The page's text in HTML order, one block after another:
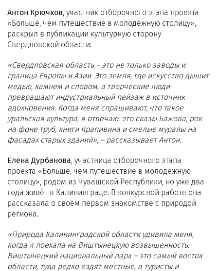
Антон Крючков, участник отборочного этапа проекта
«Больше, чем путешествие в молодёжную столицу»,
раскрыл в публикации культурную сторону
Свердловской области:
«Свердловская область – это не только заводы и
граница Европы и Азии. Это земля, где искусство дышит
медью, камнем и словом, а творческие люди
превращают индустриальный пейзаж в источник
вдохновения. Когда меня спрашивают, что такое
уральская культура, я отвечаю: это сказы Бажова, рок
на фоне труб, книги Крапивина и смелые муралы на
фасадах старых зданий», – рассказывает Антон.
Елена Дурбанова, участница отборочного этапа
проекта «Больше, чем путешествие в молодёжную
столицу», родом из Чувашской Республики, но уже два
года живёт в Калининграде. В конкурсной работе она
рассказала о своём первом знакомстве с природой
региона.
«Природа Калининградской области удивила меня,
когда я поехала на Виштынецкую возвышенность.
Виштынецкий национальный парк – это самый восток
области, туда редко ездят местные, а туристы и